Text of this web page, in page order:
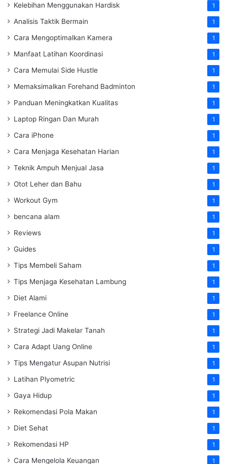
Kelebihan Menggunakan Hardisk 1
Analisis Taktik Bermain 1
Cara Mengoptimalkan Kamera 1
Manfaat Latihan Koordinasi 1
Cara Memulai Side Hustle 1
Memaksimalkan Forehand Badminton 1
Panduan Meningkatkan Kualitas 1
Laptop Ringan Dan Murah 1
Cara iPhone 1
Cara Menjaga Kesehatan Harian 1
Teknik Ampuh Menjual Jasa 1
Otot Leher dan Bahu 1
Workout Gym 1
bencana alam 1
Reviews 1
Guides 1
Tips Membeli Saham 1
Tips Menjaga Kesehatan Lambung 1
Diet Alami 1
Freelance Online 1
Strategi Jadi Makelar Tanah 1
Cara Adapt Uang Online 1
Tips Mengatur Asupan Nutrisi 1
Latihan Plyometric 1
Gaya Hidup 1
Rekomendasi Pola Makan 1
Diet Sehat 1
Rekomendasi HP 1
Cara Mengelola Keuangan 1